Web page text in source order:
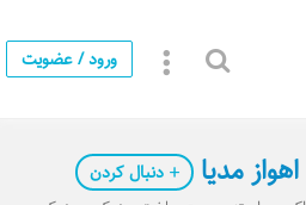
ورود / عضویت
دنبال کردن